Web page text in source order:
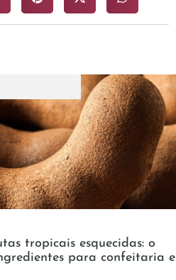
tropicais esquecidas: o
para confeitaria e